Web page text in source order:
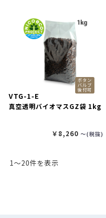
ボタン
バルブ
後付可
VTG-1-E
真空透明バイオマスGZ袋 1kg
￥8,260 〜(税抜)
1〜20件を表示